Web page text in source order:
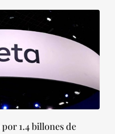
1.4 billones de